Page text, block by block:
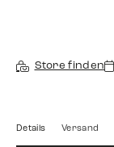
Store finden
Details Versand